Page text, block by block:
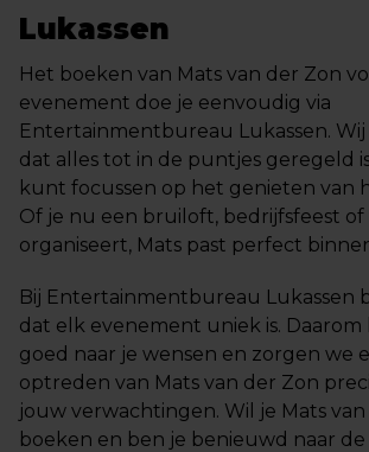
Lukassen
Het boeken van Mats van der Zon
evenement doe je eenvoudig via
Entertainmentbureau Lukassen.
dat alles tot in de puntjes geregeld
kunt focussen op het genieten van
Of je nu een bruiloft, bedrijfsfeest of
organiseert, Mats past perfect
Bij Entertainmentbureau Lukassen
dat elk evenement uniek is.
goed naar je wensen en zorgen we
optreden van Mats van der Zon
jouw verwachtingen. Wil je Mats
boeken en ben je benieuwd naar de